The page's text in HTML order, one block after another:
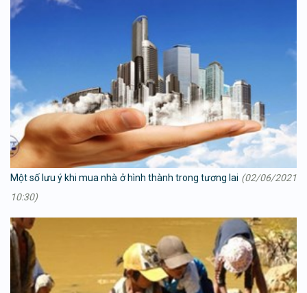
Một số lưu ý khi mua nhà ở hình thành trong tương lai (02/06/2021
10:30)